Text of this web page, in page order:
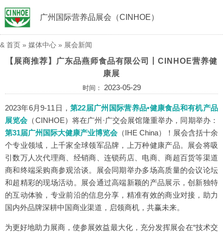
广州国际营养品展会（CINHOE）
& 首页 » 媒体中心 » 展会新闻
【展商推荐】广东品燕师食品有限公司丨CINHOE营养健
康展
时间： 2023-05-29
2023年6月9-11日，第22届广州国际营养品•健康食品和有机产品
展览会 （CINHOE） 将在广州·广交会展馆隆重举办，同期举办：
第31届广州国际大健康产业博览会 （IHE China）
！展会含括十余
个专业领域，上千家全球领军品牌，上万种健康产品。展会将吸
引数万人次代理商、经销商、连锁药店、电商、商超百货等渠道
商和终端采购商参观洽谈。展会同期举办多场高质量的会议论坛
和超精彩的现场活动。展会通过高端新颖的产品展示，创新独特
的互动体验，专业前沿的信息分享，精准有效的商业对接，助力
国内外品牌深耕中国商业渠道，启领商机，共赢未来。
为更好地助力展商，使参展效益最大化，充分发挥展会在“技术交